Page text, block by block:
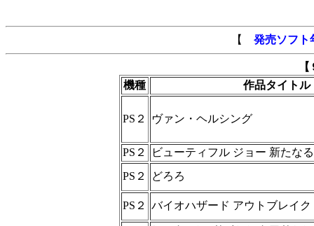
【 発売ソフト
機種
作品タイトル
PS２ ヴァン・ヘルシング
PS２
ビューティフル ジョー 新たな
PS２
どろろ
PS２ バイオハザード アウトブレイク